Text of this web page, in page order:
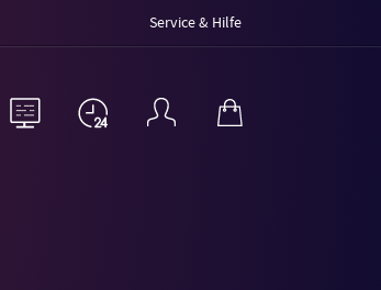
Service & Hilfe